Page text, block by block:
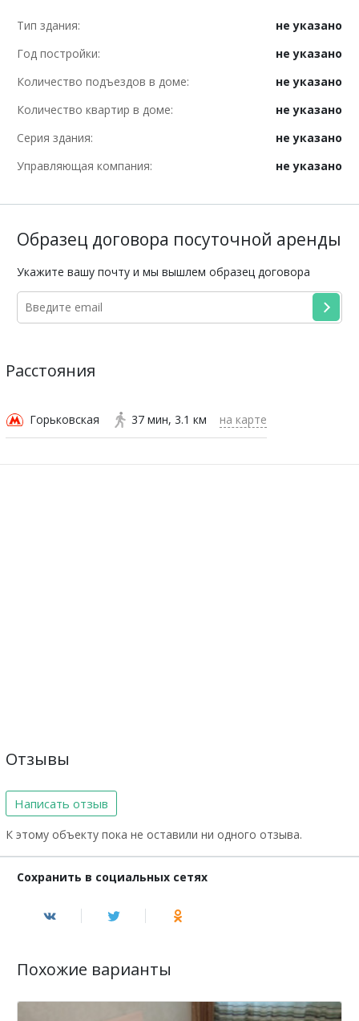
Тип здания:
не указано
Год постройки:
не указано
Количество подъездов в доме:
не указано
Количество квартир в доме:
не указано
Серия здания:
не указано
Управляющая компания:
не указано
Образец договора посуточной аренды
Укажите вашу почту и мы вышлем образец договора
Расстояния
Горьковская 37 мин 3.1 км на карте
Отзывы
Написать отзыв
К этому объекту пока не оставили ни одного отзыва.
Сохранить в социальных сетях
Похожие варианты